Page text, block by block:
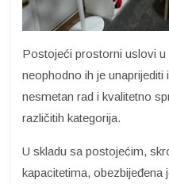
Postojeći prostorni uslovi
neophodno ih je
nesmetan rad i kvalitetno
različitih kategorija.
U skladu sa postojećim,
kapacitetima,